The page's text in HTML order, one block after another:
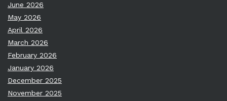
June 2026
May 2026
April 2026
March 2026
February 2026
January 2026
December 2025
November 2025